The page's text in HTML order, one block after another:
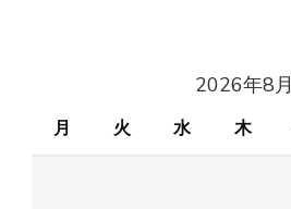
2026年8月
月 火 水 木